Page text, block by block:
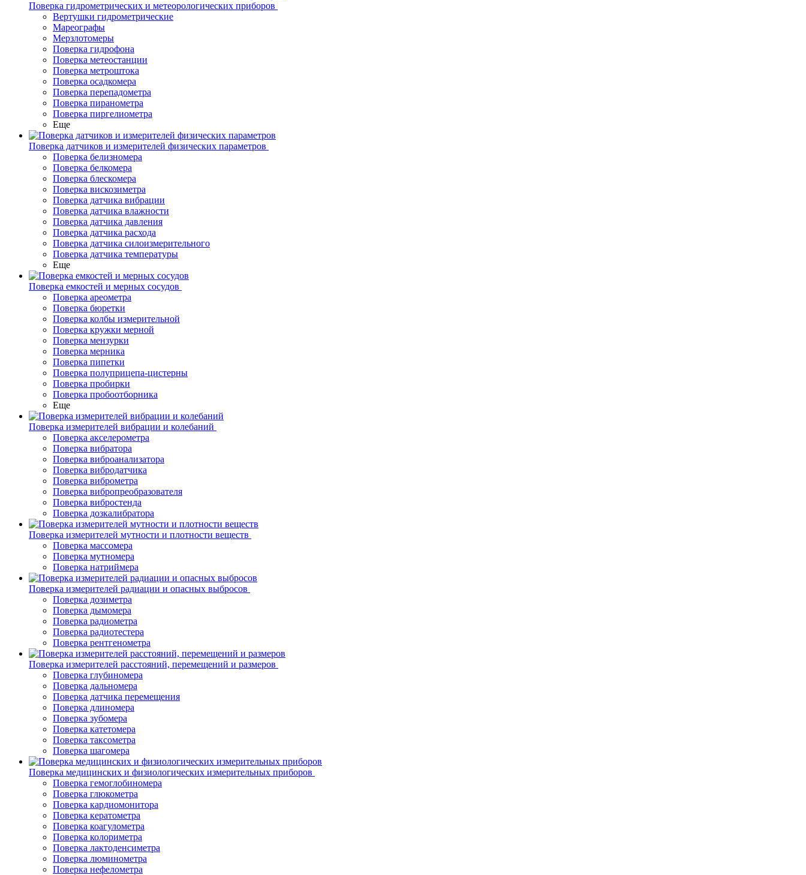
Поверка гидрометрических и метеорологических приборов
Вертушки гидрометрические
Мареографы
Мерзлотомеры
Поверка гидрофона
Поверка метеостанции
Поверка метроштока
Поверка осадкомера
Поверка перепадометра
Поверка пиранометра
Поверка пиргелиометра
Еще
Поверка датчиков и измерителей физических параметров
Поверка белизномера
Поверка белкомера
Поверка блескомера
Поверка вискозиметра
Поверка датчика вибрации
Поверка датчика влажности
Поверка датчика давления
Поверка датчика расхода
Поверка датчика силоизмерительного
Поверка датчика температуры
Еще
Поверка емкостей и мерных сосудов
Поверка ареометра
Поверка бюретки
Поверка колбы измерительной
Поверка кружки мерной
Поверка мензурки
Поверка мерника
Поверка пипетки
Поверка полуприцепа-цистерны
Поверка пробирки
Поверка пробоотборника
Еще
Поверка измерителей вибрации и колебаний
Поверка акселерометра
Поверка вибратора
Поверка виброанализатора
Поверка вибродатчика
Поверка виброметра
Поверка вибропреобразователя
Поверка вибростенда
Поверка дозкалибратора
Поверка измерителей мутности и плотности веществ
Поверка массомера
Поверка мутномера
Поверка натриймера
Поверка измерителей радиации и опасных выбросов
Поверка дозиметра
Поверка дымомера
Поверка радиометра
Поверка радиотестера
Поверка рентгенометра
Поверка измерителей расстояний, перемещений и размеров
Поверка глубиномера
Поверка дальномера
Поверка датчика перемещения
Поверка длиномера
Поверка зубомера
Поверка катетомера
Поверка таксометра
Поверка шагомера
Поверка медицинских и физиологических измерительных приборов
Поверка гемоглобиномера
Поверка глюкометра
Поверка кардиомонитора
Поверка кератометра
Поверка коагулометра
Поверка колориметра
Поверка лактоденсиметра
Поверка люминометра
Поверка нефелометра